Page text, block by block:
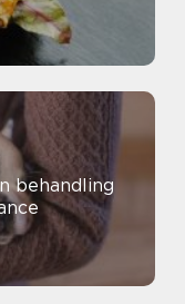
behandling